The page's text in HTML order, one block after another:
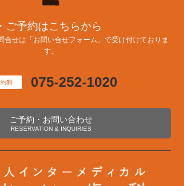
ご予約はこちらから
合せは「お問い合せフォーム」で受け付けておりま
す。
制 075-252-1020
ご予約・お問い合わせ
RESERVATION & INQUIRIES